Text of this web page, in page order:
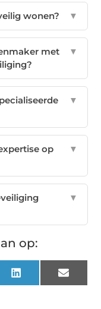
wonen? ▼
met
▼
▼
op
▼
▼
op:
LinkedIn Email